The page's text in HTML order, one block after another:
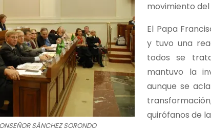
SÁNCHEZ SORONDO
movimiento del
El Papa
y tuvo una
todos se
mantuvo la
aunque se
quirófanos de